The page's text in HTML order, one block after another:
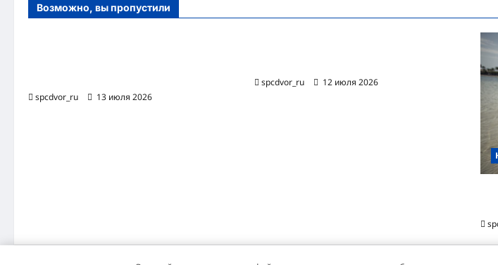
Возможно, вы пропустили
spcdvor_ru
13 июля 2026
spcdvor_ru
12 июля 2026